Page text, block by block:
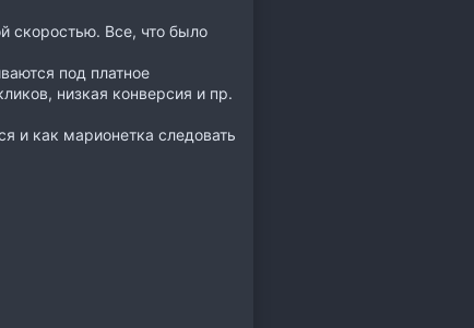
скоростью. Все, что было
под платное
низкая конверсия и пр.
и как марионетка следовать